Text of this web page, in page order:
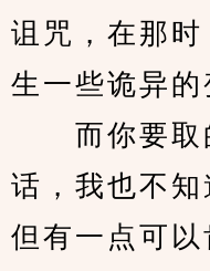
诅咒，在那
生一些诡异的
而你要取
话，我也不知
但有一点可以